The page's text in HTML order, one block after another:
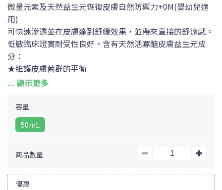
微量元素及天然益生元恢復皮膚自然防禦力+0M(嬰幼兒適
用)
可快速滲透並在皮膚達到舒緩效果，並帶來直接的舒適感。
低敏臨床證實耐受性良好。含有天然活寡醣皮膚益生元成
分：
★維護皮膚菌群的平衡
★微生物刺激皮膚的保護
主成份：甜杏仁油、寡糖類，銅、鋅、錳3種皮膚必需金屬
元素
包裝有紙盒50mL
容量
50mL
商品數量
優惠